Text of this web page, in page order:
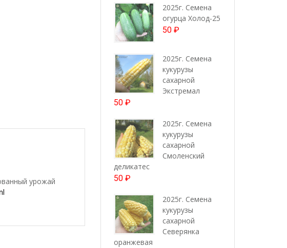
урожай
2025г. Семена
огурца Холод-25
50 ₽
2025г. Семена
кукурузы
сахарной
Экстремал
50 ₽
2025г. Семена
кукурузы
сахарной
Смоленский
деликатес
50 ₽
2025г. Семена
кукурузы
сахарной
Северянка
оранжевая